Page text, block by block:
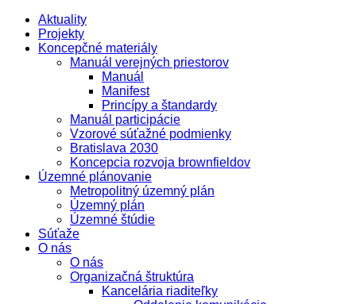
Aktuality
Projekty
Koncepčné materiály
Manuál verejných priestorov
Manuál
Manifest
Princípy a štandardy
Manuál participácie
Vzorové súťažné podmienky
Bratislava 2030
Koncepcia rozvoja brownfieldov
Územné plánovanie
Metropolitný územný plán
Územný plán
Územné štúdie
Súťaže
O nás
O nás
Organizačná štruktúra
Kancelária riaditeľky